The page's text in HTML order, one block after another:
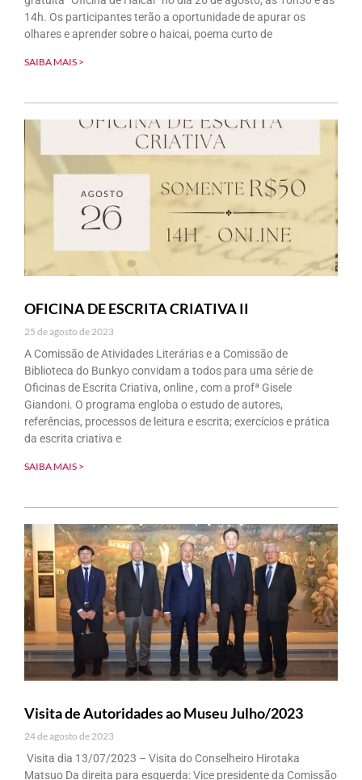
14h. Os participantes terão a oportunidade de apurar os
olhares e aprender sobre o haicai, poema curto de
SAIBA MAIS >
OFICINA DE ESCRITA CRIATIVA II
25 de agosto de 2023
A Comissão de Atividades Literárias e a Comissão de
Biblioteca do Bunkyo convidam a todos para uma série de
Oficinas de Escrita Criativa, online , com a profª Gisele
Giandoni. O programa engloba o estudo de autores,
referências, processos de leitura e escrita; exercícios e prática
da escrita criativa e
SAIBA MAIS >
Visita de Autoridades ao Museu Julho/2023
24 de agosto de 2023
Visita dia 13/07/2023 – Visita do Conselheiro Hirotaka
Matsuo Da direita para esquerda: Vice presidente da Comissão